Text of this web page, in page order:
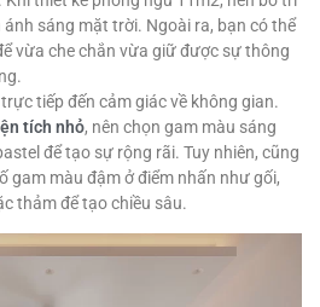
ánh sáng mặt trời. Ngoài ra, bạn có thể
vừa che chắn vừa giữ được sự thông
tiếp đến cảm giác về không gian.
tích nhỏ, nên chọn gam màu sáng
để tạo sự rộng rãi. Tuy nhiên, cũng
gam màu đậm ở điểm nhấn như gối,
thảm để tạo chiều sâu.